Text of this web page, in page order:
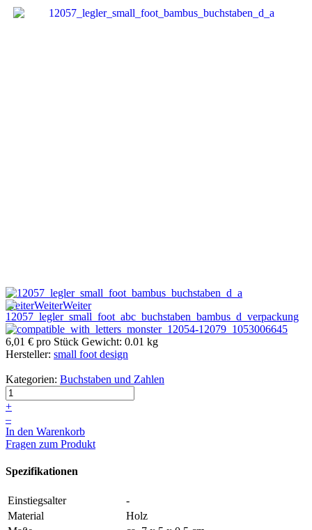
WeiterWeiterWeiter
6,01 € pro Stück Gewicht: 0.01 kg
Hersteller: small foot design
Kategorien: Buchstaben und Zahlen
+
–
In den Warenkorb
Fragen zum Produkt
Spezifikationen
Einstiegsalter
-
Material
Holz